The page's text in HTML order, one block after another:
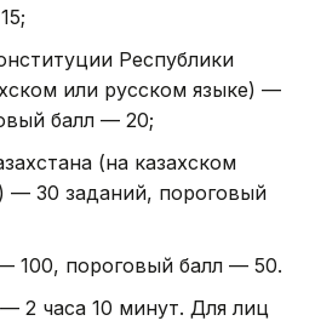
Республики
или русском языке) —
балл — 20;
(на казахском
— 30 заданий, пороговый
100, пороговый балл — 50.
2 часа 10 минут. Для лиц